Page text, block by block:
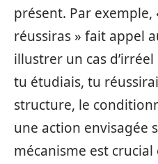
présent. Par exemple,
réussiras » fait appel
illustrer un cas
tu étudiais, tu
structure, le
une action envisagée
mécanisme est